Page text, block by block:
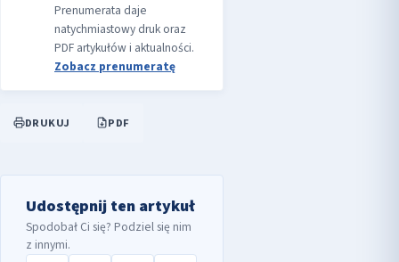
Prenumerata daje
natychmiastowy druk oraz
PDF artykułów i aktualności.
Zobacz prenumeratę
DRUKUJ PDF
Udostępnij ten artykuł
Spodobał Ci się? Podziel się nim
z innymi.